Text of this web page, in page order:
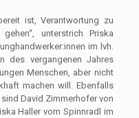
ist, Verantwortung zu
unterstrich Priska
im lvh.
des vergangenen Jahres
Menschen, aber nicht
machen will. Ebenfalls
David Zimmerhofer von
Haller vom Spinnradl im